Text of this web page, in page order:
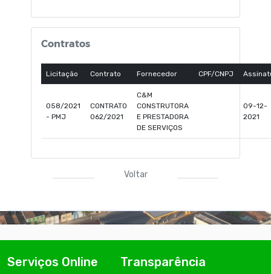
Contratos
Licitação Contrato Fornecedor CPF/CNPJ
058/2021
- PMJ
CONTRATO
062/2021
C&M
CONSTRUTORA
E PRESTADORA
DE SERVIÇOS
09-12-
2021
Voltar
Serviços Online Transparência